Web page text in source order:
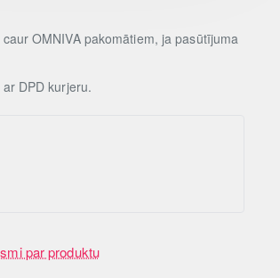
par produktu
OMNIVA pakomātiem, ja pasūtījuma
DPD kurjeru.